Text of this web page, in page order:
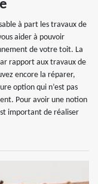
à part les travaux de
aider à pouvoir
de votre toit. La
rapport aux travaux de
encore la réparer,
option qui n’est pas
Pour avoir une notion
important de réaliser